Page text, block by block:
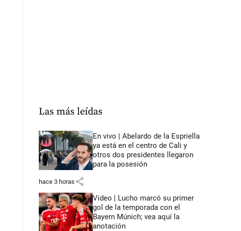
Las más leídas
En vivo | Abelardo de la Espriella
ya está en el centro de Cali y
otros dos presidentes llegaron
para la posesión
hace 3 horas share
Video | Lucho marcó su primer
gol de la temporada con el
Bayern Múnich; vea aquí la
anotación